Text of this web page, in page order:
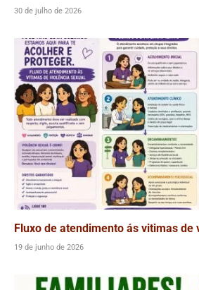
30 de julho de 2026
Fluxo de atendimento ás vitimas de
19 de junho de 2026